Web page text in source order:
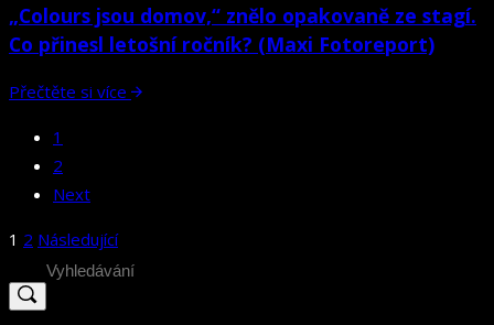
„Colours jsou domov,“ znělo opakovaně ze stagí.
Co přinesl letošní ročník? (Maxi Fotoreport)
Přečtěte si více
1
2
Next
Stránkování
příspěvků
1 2 Následující
Search
for: